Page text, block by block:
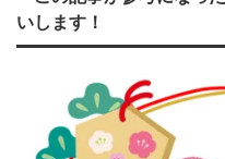
いします！